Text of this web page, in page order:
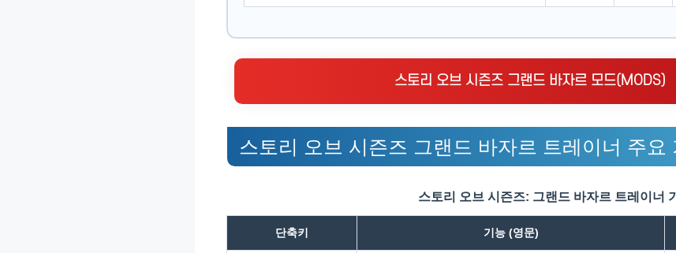
스토리 오브 시즌즈 그랜드 바자르 모드(MODS)
스토리 오브 시즌즈 그랜드 바자르 트레이너 주요
스토리 오브 시즌즈: 그랜드 바자르 트레이너
단축키 기능 (영문)